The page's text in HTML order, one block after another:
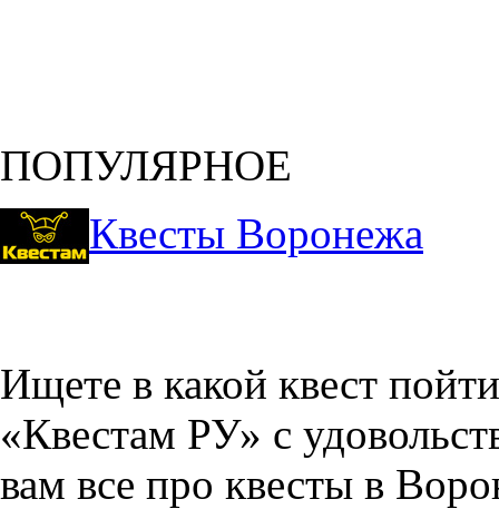
ПОПУЛЯРНОЕ
Квесты Воронежа
Ищете в какой квест
«Квестам РУ» с
вам все про квесты в